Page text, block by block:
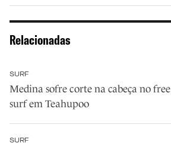
Relacionadas
SURF
Medina sofre corte na cabeça no free
surf em Teahupoo
SURF